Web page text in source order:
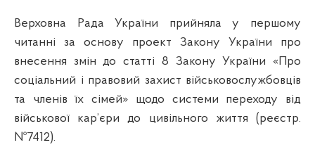
Верховна Рада України прийняла у першому
читанні за основу проект Закону України про
внесення змін до статті 8 Закону України «Про
соціальний і правовий захист військовослужбовців
та членів їх сімей» щодо системи переходу від
військової кар’єри до цивільного життя (реєстр.
№7412).